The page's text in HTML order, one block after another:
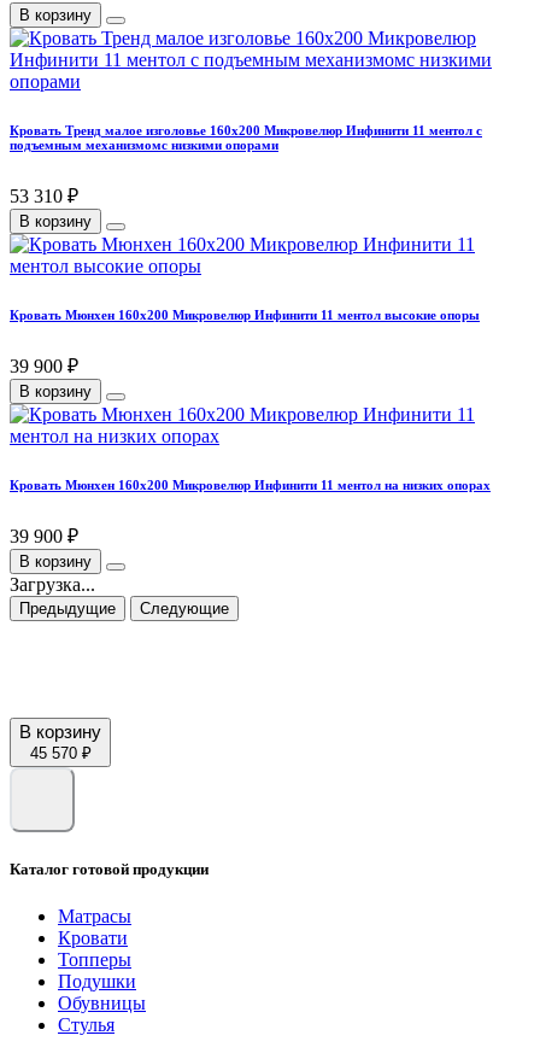
В корзину
Кровать Тренд малое изголовье 160х200 Микровелюр Инфинити 11 ментол с
подъемным механизмомс низкими опорами
53 310 ₽
В корзину
Кровать Мюнхен 160х200 Микровелюр Инфинити 11 ментол высокие опоры
39 900 ₽
В корзину
Кровать Мюнхен 160х200 Микровелюр Инфинити 11 ментол на низких опорах
39 900 ₽
В корзину
Загрузка...
Предыдущие Следующие
В корзину
45 570 ₽
Каталог готовой продукции
Матрасы
Кровати
Топперы
Подушки
Обувницы
Стулья